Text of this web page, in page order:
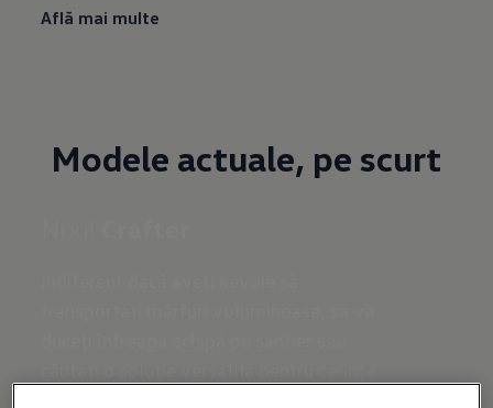
Află mai multe
Modele actuale, pe scurt